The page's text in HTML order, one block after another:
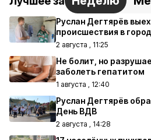
Руслан Дегтярёв
происшествия в
2 августа , 11:25
Не болит, но
заболеть гепатитом
1 августа , 12:40
Руслан Дегтярёв
День ВДВ
2 августа , 14:28